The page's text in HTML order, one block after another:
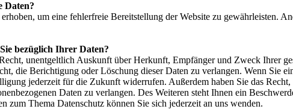
Daten?
um eine fehlerfreie Bereitstellung der Website zu gewährleisten.
bezüglich Ihrer Daten?
unentgeltlich Auskunft über Herkunft, Empfänger und Zweck Ihrer
die Berichtigung oder Löschung dieser Daten zu verlangen. Wenn Sie
jederzeit für die Zukunft widerrufen. Außerdem haben Sie das
Daten zu verlangen. Des Weiteren steht Ihnen ein
zum Thema Datenschutz können Sie sich jederzeit an uns wenden.